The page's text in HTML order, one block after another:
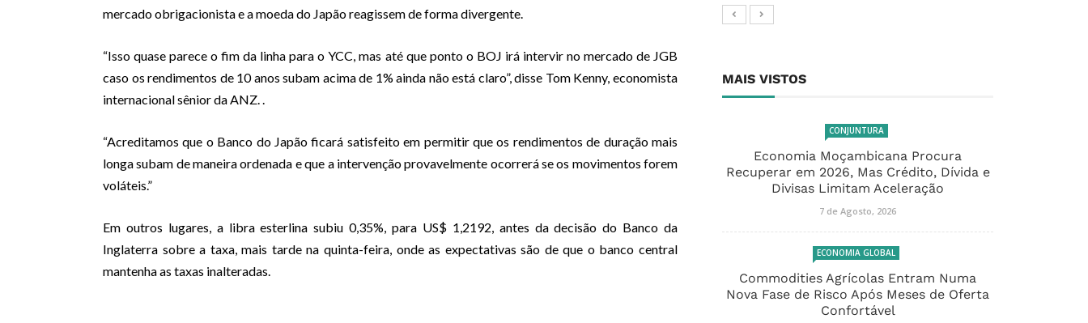
mercado obrigacionista e a moeda do Japão reagissem de forma divergente.
“Isso quase parece o fim da linha para o YCC, mas até que ponto o BOJ irá intervir no mercado de JGB
caso os rendimentos de 10 anos subam acima de 1% ainda não está claro”, disse Tom Kenny, economista
internacional sênior da ANZ. .
“Acreditamos que o Banco do Japão ficará satisfeito em permitir que os rendimentos de duração mais
longa subam de maneira ordenada e que a intervenção provavelmente ocorrerá se os movimentos forem
voláteis.”
Em outros lugares, a libra esterlina subiu 0,35%, para US$ 1,2192, antes da decisão do Banco da
Inglaterra sobre a taxa, mais tarde na quinta-feira, onde as expectativas são de que o banco central
mantenha as taxas inalteradas.
MAIS VISTOS
CONJUNTURA
Economia Moçambicana Procura
Recuperar em 2026, Mas Crédito, Dívida e
Divisas Limitam Aceleração
7 de Agosto, 2026
ECONOMIA GLOBAL
Commodities Agrícolas Entram Numa
Nova Fase de Risco Após Meses de Oferta
Confortável